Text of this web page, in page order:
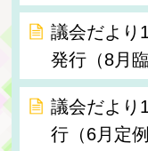
議会だより
発行（8月
議会だよ
行（6月定例